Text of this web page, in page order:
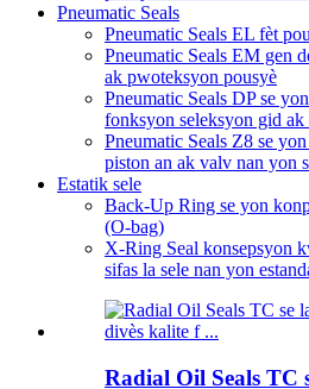
Pneumatic Seals
Pneumatic Seals EL fèt
Pneumatic Seals EM gen
ak pwoteksyon pousyè
Pneumatic Seals DP se
fonksyon seleksyon gid ak
Pneumatic Seals Z8 se
piston an ak valv nan yon
Estatik sele
Back-Up Ring se yon
(O-bag)
X-Ring Seal konsepsyon
sifas la sele nan yon
Radial Oil Seals TC